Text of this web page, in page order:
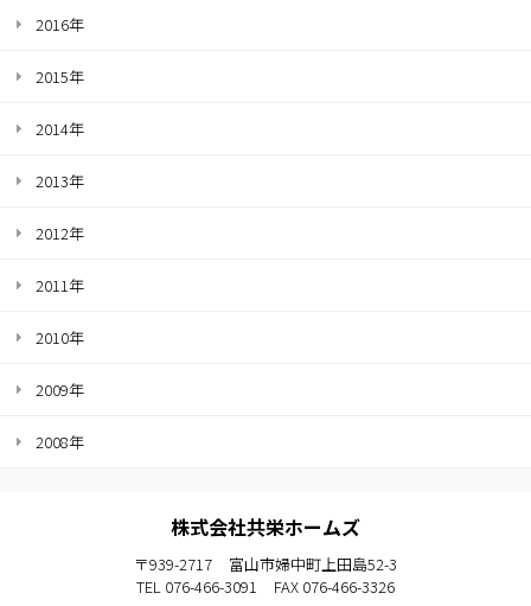
2016年
2015年
2014年
2013年
2012年
2011年
2010年
2009年
2008年
株式会社共栄ホームズ
〒939-2717
富山市婦中町上田島52-3
TEL 076-466-3091
FAX 076-466-3326